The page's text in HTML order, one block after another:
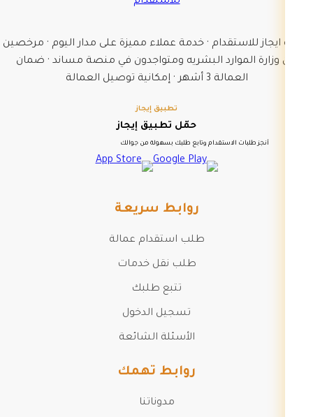
شركة ايجاز للاستقدام · خدمة عملاء مميزة على مدار اليوم · مرخصين
من وزارة الموارد البشريه ومتواجدون في منصة مساند · ضمان
العمالة 3 أشهر · إمكانية توصيل العمالة
تطبيق إيجاز
حمّل تطبيق إيجاز
أنجز طلبات الاستقدام وتابع طلبك بسهولة من جوالك
روابط سريعة
طلب استقدام عمالة
طلب نقل خدمات
تتبع طلبك
تسجيل الدخول
الأسئلة الشائعة
روابط تهمك
مدوناتنا